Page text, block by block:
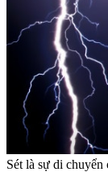
Sét là sự di chuyển